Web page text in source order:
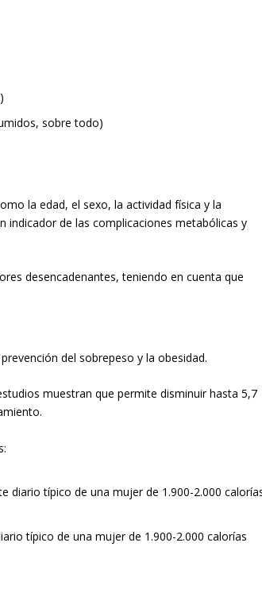
sobre todo)
la edad, el sexo, la actividad física y la
indicador de las complicaciones metabólicas y
desencadenantes, teniendo en cuenta que
del sobrepeso y la obesidad.
muestran que permite disminuir hasta 5,7
diario típico de una mujer de 1.900-2.000
típico de una mujer de 1.900-2.000 calorías